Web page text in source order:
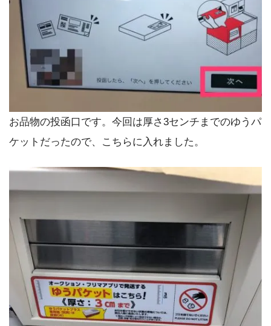
お品物の投函口です。今回は厚さ3センチまでのゆうパ
ケットだったので、こちらに入れました。